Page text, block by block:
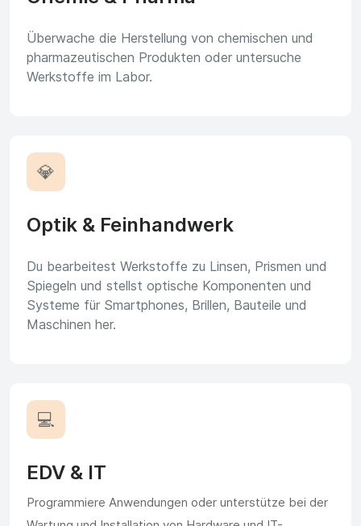
Überwache die Herstellung von chemischen und
pharmazeutischen Produkten oder untersuche
Werkstoffe im Labor.
💎
Optik & Feinhandwerk
Du bearbeitest Werkstoffe zu Linsen, Prismen und
Spiegeln und stellst optische Komponenten und
Systeme für Smartphones, Brillen, Bauteile und
Maschinen her.
💻
EDV & IT
Programmiere Anwendungen oder unterstütze bei der